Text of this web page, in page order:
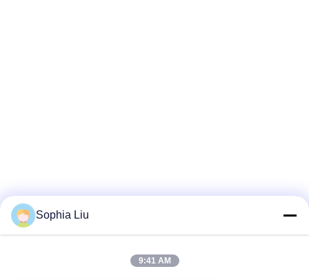
Sophia Liu
9:41 AM